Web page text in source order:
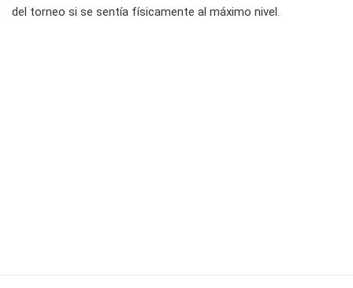
del torneo si se sentía físicamente al máximo nivel.